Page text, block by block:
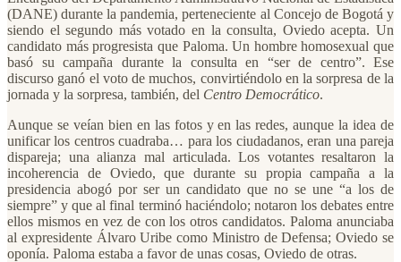
(DANE) durante la pandemia, perteneciente al Concejo de Bogotá y
siendo el segundo más votado en la consulta, Oviedo acepta. Un
candidato más progresista que Paloma. Un hombre homosexual que
basó su campaña durante la consulta en “ser de centro”. Ese
discurso ganó el voto de muchos, convirtiéndolo en la sorpresa de la
jornada y la sorpresa, también, del Centro Democrático.
Aunque se veían bien en las fotos y en las redes, aunque la idea de
unificar los centros cuadraba… para los ciudadanos, eran una pareja
dispareja; una alianza mal articulada. Los votantes resaltaron la
incoherencia de Oviedo, que durante su propia campaña a la
presidencia abogó por ser un candidato que no se une “a los de
siempre” y que al final terminó haciéndolo; notaron los debates entre
ellos mismos en vez de con los otros candidatos. Paloma anunciaba
al expresidente Álvaro Uribe como Ministro de Defensa; Oviedo se
oponía. Paloma estaba a favor de unas cosas, Oviedo de otras.